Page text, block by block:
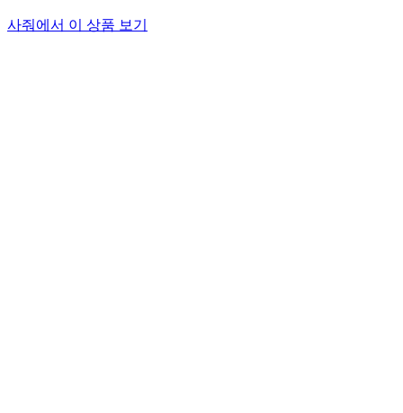
사줘에서 이 상품 보기